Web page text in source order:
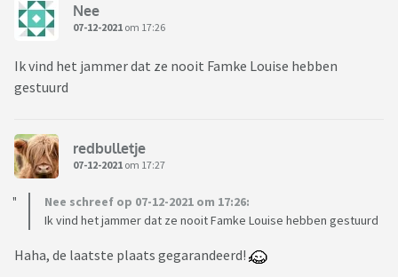
Nee
07-12-2021 om 17:26
Ik vind het jammer dat ze nooit Famke Louise hebben
gestuurd
redbulletje
07-12-2021 om 17:27
Nee schreef op 07-12-2021 om 17:26:
Ik vind het jammer dat ze nooit Famke Louise hebben gestuurd
Haha, de laatste plaats gegarandeerd!